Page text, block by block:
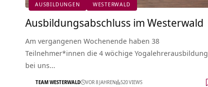
AUSBILDUNGEN WESTERWALD
Ausbildungsabschluss im Westerwald
Am vergangenen Wochenende haben 38
Teilnehmer*innen die 4 wöchige Yogalehrerausbildung
bei uns…
TEAM WESTERWALD VOR 8 JAHREN 520 VIEWS